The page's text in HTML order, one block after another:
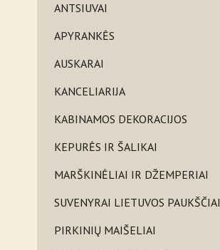
ANTSIUVAI
APYRANKĖS
AUSKARAI
KANCELIARIJA
KABINAMOS DEKORACIJOS
KEPURĖS IR ŠALIKAI
MARŠKINĖLIAI IR DŽEMPERIAI
SUVENYRAI LIETUVOS PAUKŠČIAI
PIRKINIŲ MAIŠELIAI